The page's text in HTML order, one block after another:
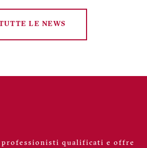
LE NEWS
qualificati e offre